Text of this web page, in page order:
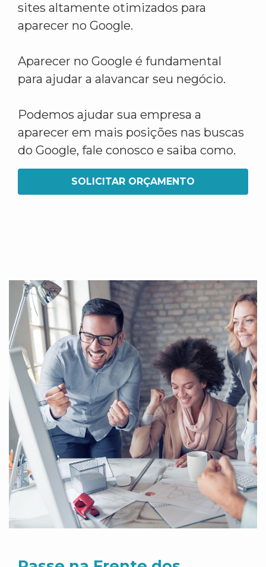
sites altamente otimizados para
aparecer no Google.
Aparecer no Google é fundamental
para ajudar a alavancar seu negócio.
Podemos ajudar sua empresa a
aparecer em mais posições nas buscas
do Google, fale conosco e saiba como.
SOLICITAR ORÇAMENTO